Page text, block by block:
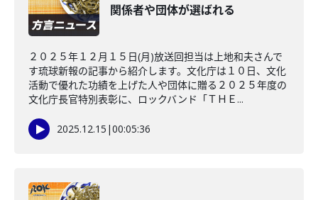
関係者や団体が選ばれる
２０２５年１２月１５日(月)放送回担当は上地和夫さんで
す琉球新報の記事から紹介します。文化庁は１０日、文化
活動で優れた功績を上げた人や団体に贈る２０２５年度の
文化庁長官特別表彰に、ロックバンド「ＴＨＥ...
2025.12.15 |00:05:36